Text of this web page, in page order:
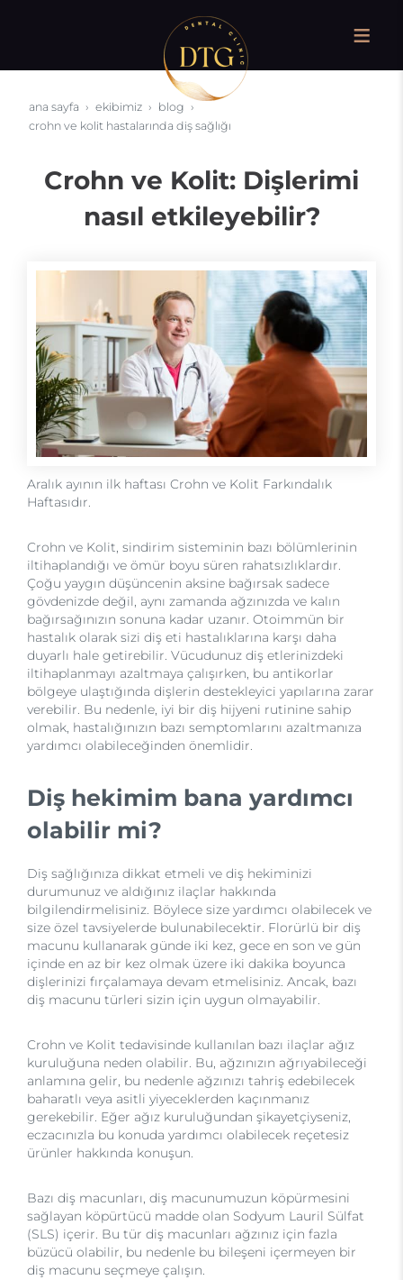
ana sayfa ekibimiz
blog
crohn ve kolit hastalarında diş sağlığı
Crohn ve Kolit: Dişlerimi
nasıl etkileyebilir?
Aralık ayının ilk haftası Crohn ve Kolit Farkındalık
Haftasıdır.
Crohn ve Kolit, sindirim sisteminin bazı bölümlerinin
iltihaplandığı ve ömür boyu süren rahatsızlıklardır.
Çoğu yaygın düşüncenin aksine bağırsak sadece
gövdenizde değil, aynı zamanda ağzınızda ve kalın
bağırsağınızın sonuna kadar uzanır. Otoimmün bir
hastalık olarak sizi diş eti hastalıklarına karşı daha
duyarlı hale getirebilir. Vücudunuz diş etlerinizdeki
iltihaplanmayı azaltmaya çalışırken, bu antikorlar
bölgeye ulaştığında dişlerin destekleyici yapılarına zarar
verebilir. Bu nedenle, iyi bir diş hijyeni rutinine sahip
olmak, hastalığınızın bazı semptomlarını azaltmanıza
yardımcı olabileceğinden önemlidir.
Diş hekimim bana yardımcı
olabilir mi?
Diş sağlığınıza dikkat etmeli ve diş hekiminizi
durumunuz ve aldığınız ilaçlar hakkında
bilgilendirmelisiniz. Böylece size yardımcı olabilecek ve
size özel tavsiyelerde bulunabilecektir. Florürlü bir diş
macunu kullanarak günde iki kez, gece en son ve gün
içinde en az bir kez olmak üzere iki dakika boyunca
dişlerinizi fırçalamaya devam etmelisiniz. Ancak, bazı
diş macunu türleri sizin için uygun olmayabilir.
Crohn ve Kolit tedavisinde kullanılan bazı ilaçlar ağız
kuruluğuna neden olabilir. Bu, ağzınızın ağrıyabileceği
anlamına gelir, bu nedenle ağzınızı tahriş edebilecek
baharatlı veya asitli yiyeceklerden kaçınmanız
gerekebilir. Eğer ağız kuruluğundan şikayetçiyseniz,
eczacınızla bu konuda yardımcı olabilecek reçetesiz
ürünler hakkında konuşun.
Bazı diş macunları, diş macunumuzun köpürmesini
sağlayan köpürtücü madde olan Sodyum Lauril Sülfat
(SLS) içerir. Bu tür diş macunları ağzınız için fazla
büzücü olabilir, bu nedenle bu bileşeni içermeyen bir
diş macunu seçmeye çalışın.